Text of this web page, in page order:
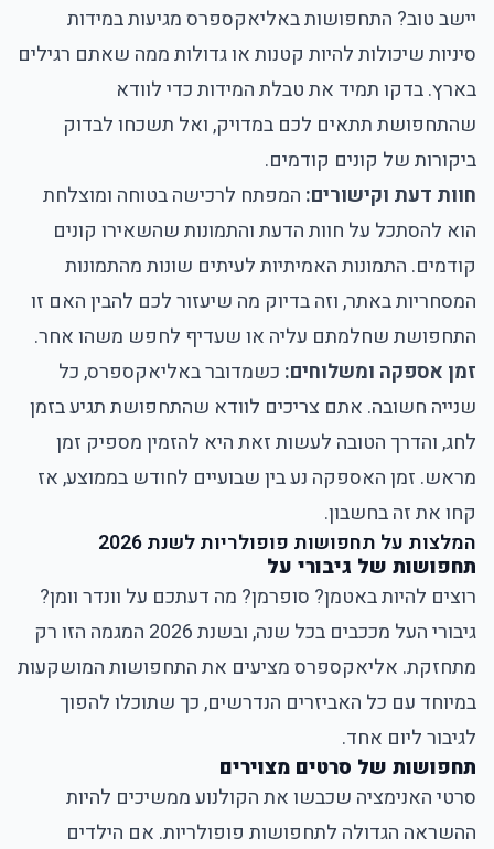
יישב טוב? התחפושות באליאקספרס מגיעות במידות
סיניות שיכולות להיות קטנות או גדולות ממה שאתם רגילים
בארץ. בדקו תמיד את טבלת המידות כדי לוודא
שהתחפושת תתאים לכם במדויק, ואל תשכחו לבדוק
ביקורות של קונים קודמים.
חוות דעת וקישורים: המפתח לרכישה בטוחה ומוצלחת
הוא להסתכל על חוות הדעת והתמונות שהשאירו קונים
קודמים. התמונות האמיתיות לעיתים שונות מהתמונות
המסחריות באתר, וזה בדיוק מה שיעזור לכם להבין האם זו
התחפושת שחלמתם עליה או שעדיף לחפש משהו אחר.
זמן אספקה ומשלוחים: כשמדובר באליאקספרס, כל
שנייה חשובה. אתם צריכים לוודא שהתחפושת תגיע בזמן
לחג, והדרך הטובה לעשות זאת היא להזמין מספיק זמן
מראש. זמן האספקה נע בין שבועיים לחודש בממוצע, אז
קחו את זה בחשבון.
המלצות על תחפושות פופולריות לשנת 2026
תחפושות של גיבורי על
רוצים להיות באטמן? סופרמן? מה דעתכם על וונדר וומן?
גיבורי העל מככבים בכל שנה, ובשנת 2026 המגמה הזו רק
מתחזקת. אליאקספרס מציעים את התחפושות המושקעות
במיוחד עם כל האביזרים הנדרשים, כך שתוכלו להפוך
לגיבור ליום אחד.
תחפושות של סרטים מצוירים
סרטי האנימציה שכבשו את הקולנוע ממשיכים להיות
ההשראה הגדולה לתחפושות פופולריות. אם הילדים